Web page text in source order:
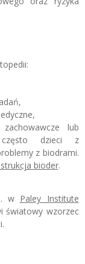
lub
często dzieci z
z biodrami.
bioder.
w Paley Institute
światowy wzorzec